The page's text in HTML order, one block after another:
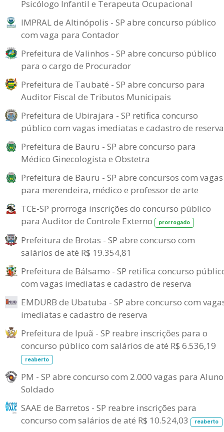
Psicólogo Infantil e Terapeuta Ocupacional
IMPRAL de Altinópolis - SP abre concurso público
com vaga para Contador
Prefeitura de Valinhos - SP abre concurso público
para o cargo de Procurador
Prefeitura de Taubaté - SP abre concurso para
Auditor Fiscal de Tributos Municipais
Prefeitura de Ubirajara - SP retifica concurso
público com vagas imediatas e cadastro de reserva
Prefeitura de Bauru - SP abre concurso para
Médico Ginecologista e Obstetra
Prefeitura de Bauru - SP abre concursos com vagas
para merendeira, médico e professor de arte
TCE-SP prorroga inscrições do concurso público
para Auditor de Controle Externo
prorrogado
Prefeitura de Brotas - SP abre concurso com
salários de até R$ 19.354,81
Prefeitura de Bálsamo - SP retifica concurso
com vagas imediatas e cadastro de reserva
EMDURB de Ubatuba - SP abre concurso com
imediatas e cadastro de reserva
Prefeitura de Ipuã - SP reabre inscrições para o
concurso público com salários de até R$ 6.536,19
reaberto
PM - SP abre concurso com 2.000 vagas para
Soldado
SAAE de Barretos - SP reabre inscrições para
concurso com salários de até R$ 10.524,03
reaberto